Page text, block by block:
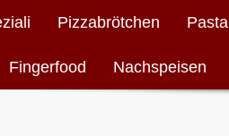
Pizzabrötchen Pasta
Fingerfood Nachspeisen